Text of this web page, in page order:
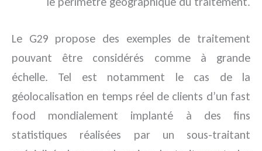
Le G29 propose des exemples de traitement
pouvant être considérés comme à grande
échelle. Tel est notamment le cas de la
géolocalisation en temps réel de clients d’un fast
food mondialement implanté à des fins
statistiques réalisées par un sous-traitant